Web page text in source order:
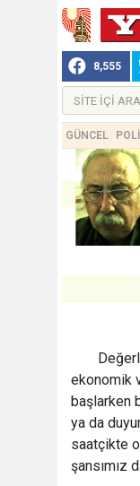
8,555
GÜNCEL
ekonomik
başlarken
ya da
saatçikte
şansımız